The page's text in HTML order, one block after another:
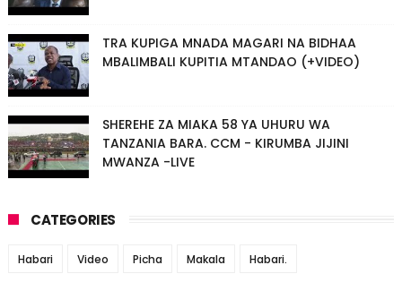
TRA KUPIGA MNADA MAGARI NA BIDHAA
MBALIMBALI KUPITIA MTANDAO (+VIDEO)
SHEREHE ZA MIAKA 58 YA UHURU WA
TANZANIA BARA. CCM - KIRUMBA JIJINI
MWANZA -LIVE
CATEGORIES
Habari Video Picha Makala Habari.